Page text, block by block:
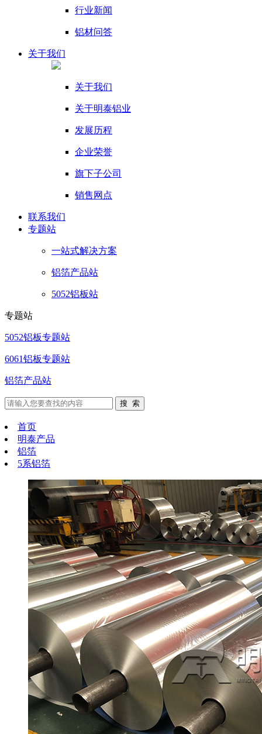
行业新闻
铝材问答
关于我们
关于我们
关于明泰铝业
发展历程
企业荣誉
旗下子公司
销售网点
联系我们
专题站
一站式解决方案
铝箔产品站
5052铝板站
专题站
5052铝板专题站
6061铝板专题站
铝箔产品站
首页
明泰产品
铝箔
5系铝箔